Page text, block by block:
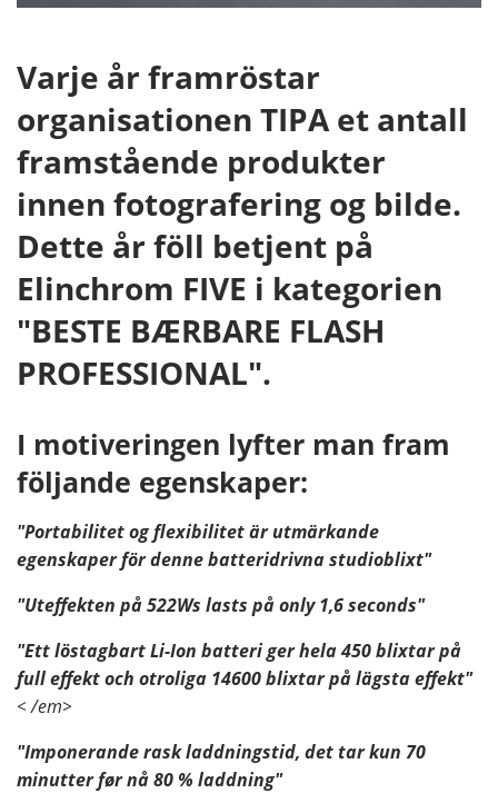
Varje år framröstar
organisationen TIPA et antall
framstående produkter
innen fotografering og bilde.
Dette år föll betjent på
Elinchrom FIVE i kategorien
"BESTE BÆRBARE FLASH
PROFESSIONAL".
I motiveringen lyfter man fram
följande egenskaper:
"Portabilitet og flexibilitet är utmärkande
egenskaper för denne batteridrivna studioblixt"
"Uteffekten på 522Ws lasts på only 1,6 seconds"
"Ett löstagbart Li-Ion batteri ger hela 450 blixtar på
full effekt och otroliga 14600 blixtar på lägsta effekt"
< /em>
"Imponerande rask laddningstid, det tar kun 70
minutter før nå 80 % laddning"